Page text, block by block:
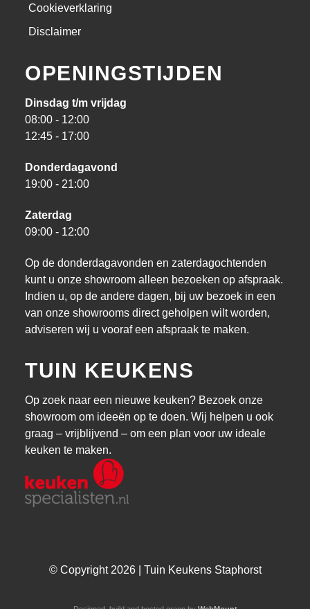
Cookieverklaring
Disclaimer
OPENINGSTIJDEN
Dinsdag t/m vrijdag
08:00 - 12:00
12:45 - 17:00
Donderdagavond
19:00 - 21:00
Zaterdag
09:00 - 12:00
Op de donderdagavonden en zaterdagochtenden
kunt u onze showroom alleen bezoeken op afspraak.
Indien u, op de andere dagen, bij uw bezoek in een
van onze showrooms direct geholpen wilt worden,
adviseren wij u vooraf een afspraak te maken.
TUIN KEUKENS
Op zoek naar een nieuwe keuken? Bezoek onze
showroom om ideeën op te doen. Wij helpen u ook
graag – vrijblijvend – om een plan voor uw ideale
keuken te maken.
© Copyright 2026 | Tuin Keukens Staphorst